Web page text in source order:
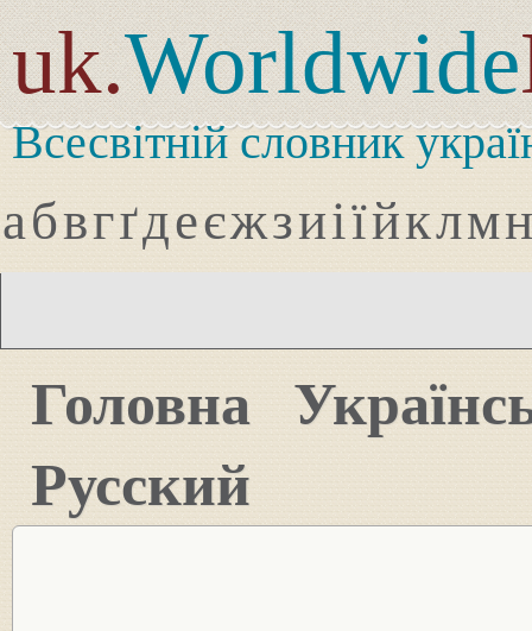
uk.Worldwide
Всесвітній словник
абвгґдеєжзиіїйклмн
Головна
Русский